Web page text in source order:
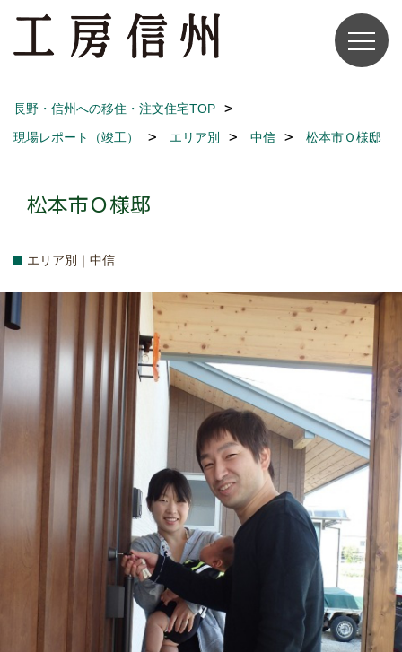
長野・信州への移住・注文住宅TOP
現場レポート（竣工）
エリア別 中信 松本市Ｏ様邸
松本市Ｏ様邸
エリア別｜中信